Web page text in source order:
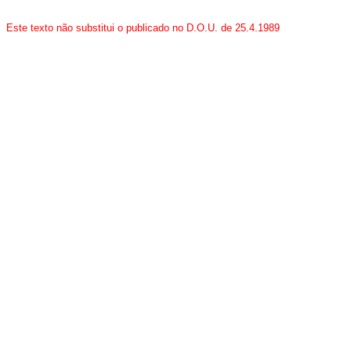
Este texto não substitui o publicado no D.O.U. de 25.4.1989